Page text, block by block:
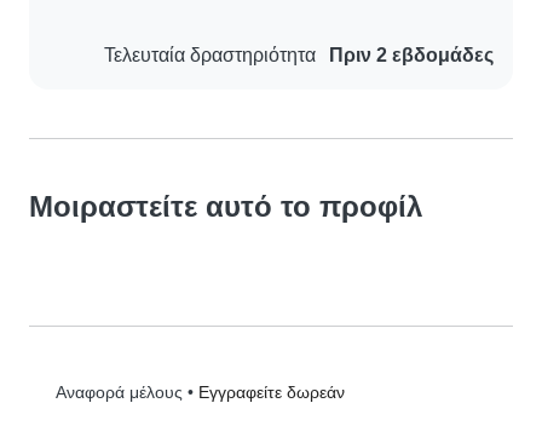
Τελευταία δραστηριότητα Πριν 2 εβδομάδες
Μοιραστείτε αυτό το προφίλ
Αναφορά μέλους • Εγγραφείτε δωρεάν